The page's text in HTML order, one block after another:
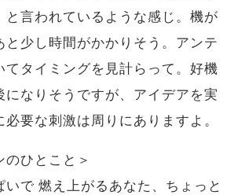
と言われているような感じ。機が
と少し時間がかかりそう。アンテ
てタイミングを見計らって。好機
になりそうですが、アイデアを実
要な刺激は周りにありますよ。
のひとこと＞
いで 燃え上がるあなた、ちょっと